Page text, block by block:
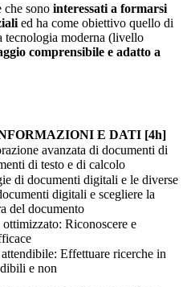
che sono interessati a formarsi
ed ha come obiettivo quello di
tecnologia moderna (livello
comprensibile e adatto a
E DATI [4h]
avanzata di documenti di
di testo e di calcolo
di documenti digitali e le diverse
digitali e scegliere la
del documento
Riconoscere e
Effettuare ricerche in
e non